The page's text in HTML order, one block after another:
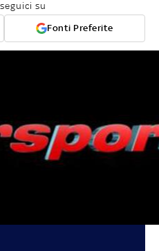
su
Fonti Preferite